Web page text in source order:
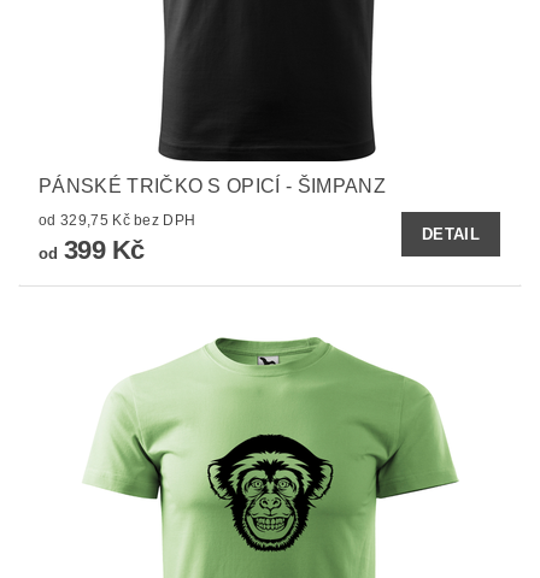
PÁNSKÉ TRIČKO S OPICÍ - ŠIMPANZ
od 329,75 Kč bez DPH
od 399 Kč
DETAIL